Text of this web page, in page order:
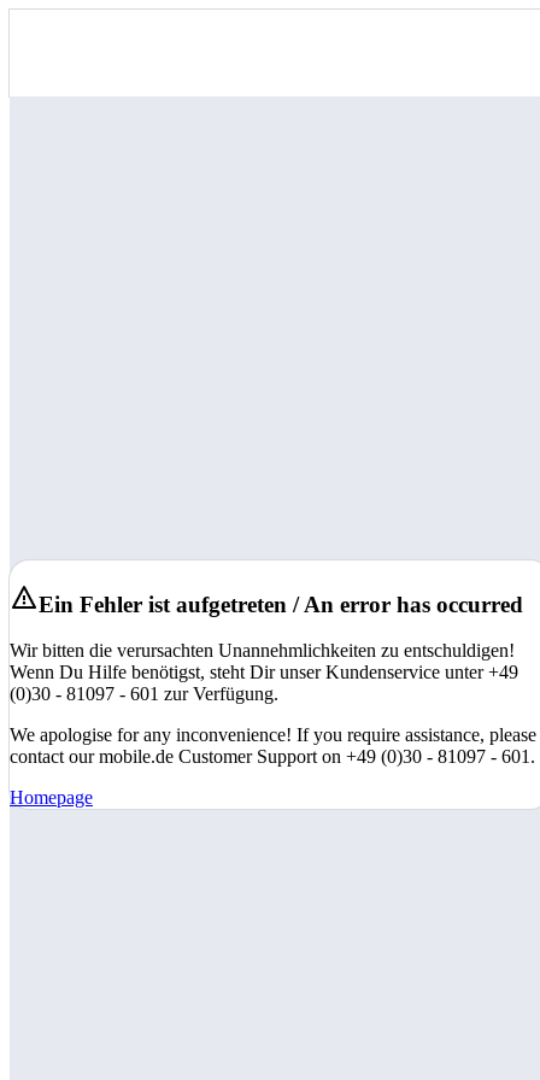
Ein Fehler ist aufgetreten / An error has occurred
Wir bitten die verursachten Unannehmlichkeiten zu entschuldigen!
Wenn Du Hilfe benötigst, steht Dir unser Kundenservice unter +49
(0)30 - 81097 - 601 zur Verfügung.
We apologise for any inconvenience! If you require assistance, please
contact our mobile.de Customer Support on +49 (0)30 - 81097 - 601.
Homepage